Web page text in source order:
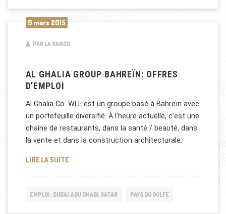
9 mars 2015
PAR LA RANDO
AL GHALIA GROUP BAHREÏN: OFFRES
D’EMPLOI
Al Ghalia Co. WLL est un groupe basé à Bahreïn avec
un portefeuille diversifié. À l’heure actuelle, c’est une
chaîne de restaurants, dans la santé / beauté, dans
la vente et dans la construction architecturale.
LIRE LA SUITEAL GHALIA GROUP BAHREÏN: OFFRES D’EMPLOI
EMPLOI : DUBAI, ABU DHABI, QATAR PAYS DU GOLFE